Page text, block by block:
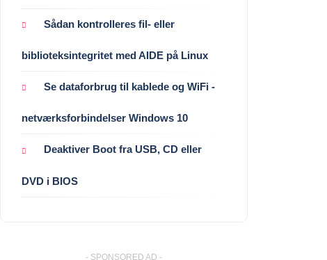
Sådan kontrolleres fil- eller
biblioteksintegritet med AIDE på Linux
Se dataforbrug til kablede og WiFi -
netværksforbindelser Windows 10
Deaktiver Boot fra USB, CD eller
DVD i BIOS
- SPONSORED AD -